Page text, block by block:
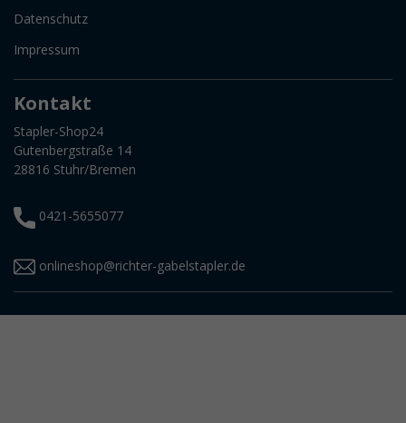
Datenschutz
Impressum
Kontakt
Stapler-Shop24
Gutenbergstraße 14
28816 Stuhr/Bremen
0421-5655077
onlineshop@richter-gabelstapler.de